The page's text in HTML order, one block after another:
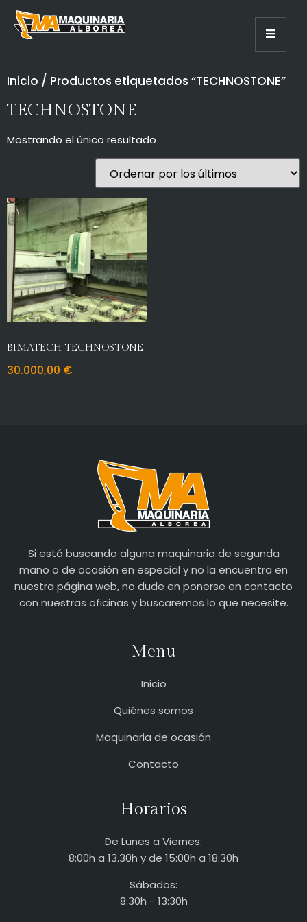
Inicio / Productos etiquetados “TECHNOSTONE”
TECHNOSTONE
Mostrando el único resultado
BIMATECH TECHNOSTONE
30.000,00 €
Si está buscando alguna maquinaria de segunda
mano o de ocasión en especial y no la encuentra en
nuestra página web, no dude en ponerse en contacto
con nuestras oficinas y buscaremos lo que necesite.
Menu
Inicio
Quiénes somos
Maquinaria de ocasión
Contacto
Horarios
De Lunes a Viernes:
8:00h a 13.30h y de 15:00h a 18:30h
Sábados:
8:30h - 13:30h